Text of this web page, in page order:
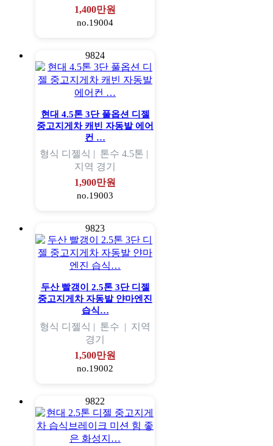
1,400만원
no.19004
9824
현대 4.5톤 3단 풀옵션 디젤
중고지게차 캐빈 자동발 에어
컨 …
형식 디젤식 | 톤수 4.5톤 |
지역 경기
1,900만원
no.19003
9823
두산 빨갱이 2.5톤 3단 디젤
중고지게차 자동발 얀마엔진
습식…
형식 디젤식 | 톤수 | 지역
경기
1,500만원
no.19002
9822